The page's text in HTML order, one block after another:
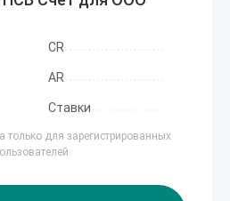
CR
AR
Ставки
для зарегистрированных